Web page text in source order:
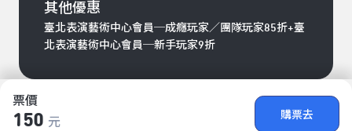
票價
150 元
購票去
其他優惠
臺北表演藝術中心會員─成癮玩家／團隊玩家85折+臺
北表演藝術中心會員─新手玩家9折